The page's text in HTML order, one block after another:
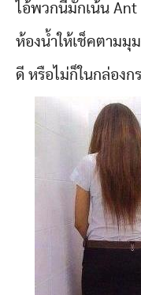
ไอ้พวกนี้มักเน้น Ant
ห้องน้ำให้เช็คตามมุ
ดี หรือไม่ก็ในกล่อง